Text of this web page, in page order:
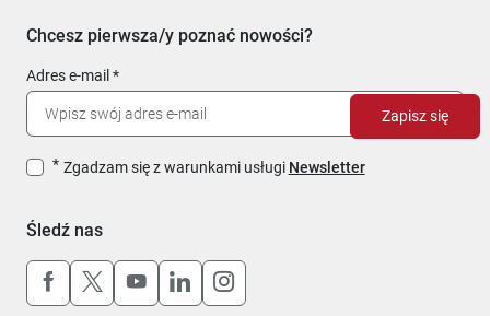
Chcesz pierwsza/y poznać nowości?
Adres e-mail
Zgadzam się z warunkami usługi Newsletter
Zapisz się
Śledź nas
Uwaga, link otworzy się w nowym oknie
Uwaga, link otworzy się w nowym oknie
Uwaga, link otworzy się w nowym
Uwaga, link otworzy się w
Uwaga, link otworzy się w